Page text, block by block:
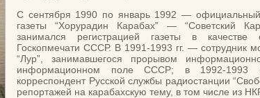
С сентября 1990 по январь 1992 — официальный
газеты “Хорурадин Карабах” — “Советский
занимался регистрацией газеты в
Госкопмечати СССР. В 1991-1993 гг. — сотрудник
“Лур”, занимавшегося прорывом
информационном поле СССР; в 1992-1993
корреспондент Русской службы радиостанции
репортажей на карабахскую тему, в том числе из